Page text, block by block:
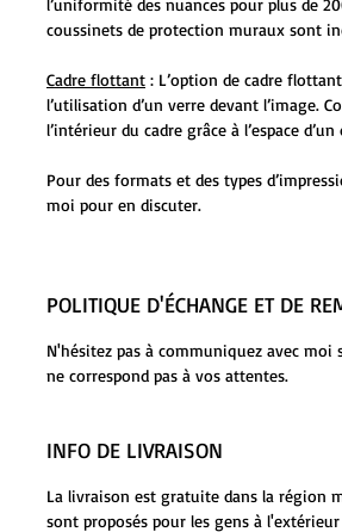
l’uniformité des nuances pour plus de
coussinets de protection muraux sont
Cadre flottant : L’option de cadre
l’utilisation d’un verre devant l’image.
l’intérieur du cadre grâce à l’espace
Pour des formats et des types
moi pour en discuter.
POLITIQUE D'ÉCHANGE ET DE
N'hésitez pas à communiquez avec
ne correspond pas à vos attentes.
INFO DE LIVRAISON
La livraison est gratuite dans la région
sont proposés pour les gens à